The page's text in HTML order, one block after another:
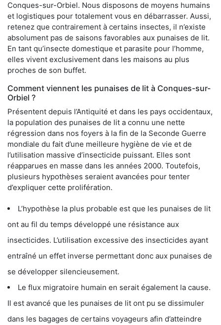
Conques-sur-Orbiel. Nous disposons de moyens humains
et logistiques pour totalement vous en débarrasser. Aussi,
retenez que contrairement à certains insectes, il n’existe
absolument pas de saisons favorables aux punaises de lit.
En tant qu’insecte domestique et parasite pour l’homme,
elles vivent exclusivement dans les maisons au plus
proches de son buffet.
Comment viennent les punaises de lit à Conques-sur-
Orbiel ?
Présentent depuis l’Antiquité et dans les pays occidentaux,
la population des punaises de lit a connu une nette
régression dans nos foyers à la fin de la Seconde Guerre
mondiale du fait d’une meilleure hygiène de vie et de
l’utilisation massive d’insecticide puissant. Elles sont
réapparues en masse dans les années 2000. Toutefois,
plusieurs hypothèses seraient avancées pour tenter
d’expliquer cette prolifération.
L’hypothèse la plus probable est que les punaises de lit
ont au fil du temps développé une résistance aux
insecticides. L’utilisation excessive des insecticides ayant
entraîné un effet inverse permettant donc aux punaises de
se développer silencieusement.
Le flux migratoire humain en serait également la cause.
Il est avancé que les punaises de lit ont pu se dissimuler
dans les bagages de certains voyageurs afin d’atteindre